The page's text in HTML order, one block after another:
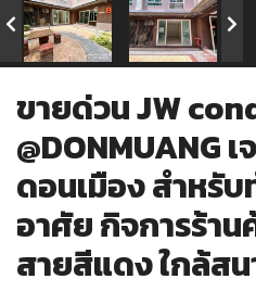
ขายด่วน JW
@DONMUANG
ดอนเมือง สำหรั
อาศัย กิจการร้าน
สายสีแดง ใกล้ส